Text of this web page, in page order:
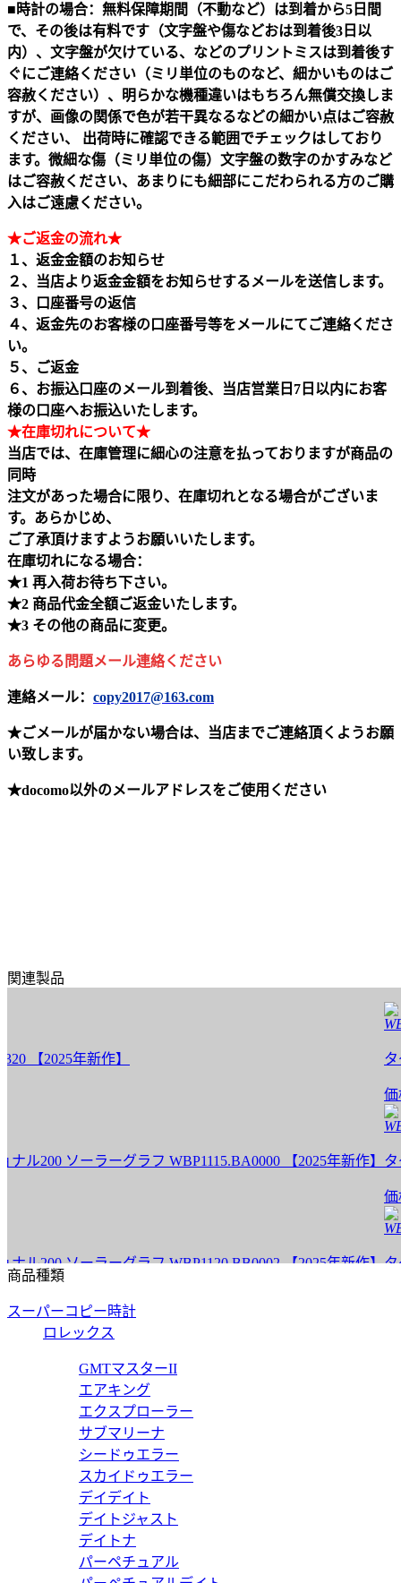
■時計の場合：無料保障期間（不動など）は到着から5日間
で、その後は有料です（文字盤や傷などおは到着後3日以
内）、文字盤が欠けている、などのプリントミスは到着後す
ぐにご連絡ください（ミリ単位のものなど、細かいものはご
容赦ください）、明らかな機種違いはもちろん無償交換しま
すが、画像の関係で色が若干異なるなどの細かい点はご容赦
ください、 出荷時に確認できる範囲でチェックはしており
ます。微細な傷（ミリ単位の傷）文字盤の数字のかすみなど
はご容赦ください、あまりにも細部にこだわられる方のご購
入はご遠慮ください。
★ご返金の流れ★
１、返金金額のお知らせ
２、当店より返金金額をお知らせするメールを送信します。
３、口座番号の返信
４、返金先のお客様の口座番号等をメールにてご連絡くださ
い。
５、ご返金
６、お振込口座のメール到着後、当店営業日7日以内にお客
様の口座へお振込いたします。
★在庫切れについて★
当店では、在庫管理に細心の注意を払っておりますが商品の
同時
注文があった場合に限り、在庫切れとなる場合がございま
す。あらかじめ、
ご了承頂けますようお願いいたします。
在庫切れになる場合：
★1 再入荷お待ち下さい。
★2 商品代金全額ご返金いたします。
★3 その他の商品に変更。
あらゆる問題メール連絡ください
連絡メール： copy2017@163.com
★ごメールが届かない場合は、当店までご連絡頂くようお願
い致します。
★docomo以外のメールアドレスをご使用ください
関連製品
2025年新作】
ソーラーグラフ WBP1115.BA0000 【2025年新作】
ソーラーグラフ WBP1120.BB0002 【2025年新作】
GMT WBP5115.BA0013 【2025年新作】
キャリバー5 WBP231K.BA0618 【2025年新作】
キャリバー5 WBP208D.BF0631 【2025年新作】
タグ
価格:
タグホ
価格:
タグホ
商品種類
スーパーコピー時計
ロレックス
GMTマスターII
エアキング
エクスプローラー
サブマリーナ
シードゥエラー
スカイドゥエラー
デイデイト
デイトジャスト
デイトナ
パーペチュアル